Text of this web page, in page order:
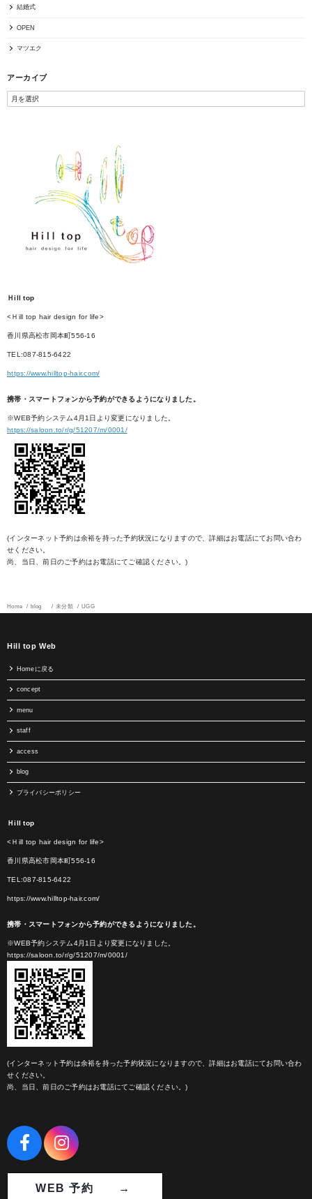
結婚式
OPEN
マツエク
アーカイブ
Ｈill top
<Ｈill top hair design for life>
香川県高松市岡本町556-16
TEL:087-815-6422
https://www.hilltop-hair.com/
携帯・スマートフォンから予約ができるようになりました。
※WEB予約システム4月1日より変更になりました。
https://saloon.to/r/g/51207/m/0001/
(インターネット予約は余裕を持った予約状況になりますので、詳細はお電話にてお問い合わ
せください。
尚、当日、前日のご予約はお電話にてご確認ください。)
Home blog 未分類 UGG
Hill top Web
Homeに戻る
concept
menu
staff
access
blog
プライバシーポリシー
Ｈill top
<Ｈill top hair design for life>
香川県高松市岡本町556-16
TEL:087-815-6422
https://www.hilltop-hair.com/
携帯・スマートフォンから予約ができるようになりました。
※WEB予約システム4月1日より変更になりました。
https://saloon.to/r/g/51207/m/0001/
(インターネット予約は余裕を持った予約状況になりますので、詳細はお電話にてお問い合わ
せください。
尚、当日、前日のご予約はお電話にてご確認ください。)
WEB 予約 →